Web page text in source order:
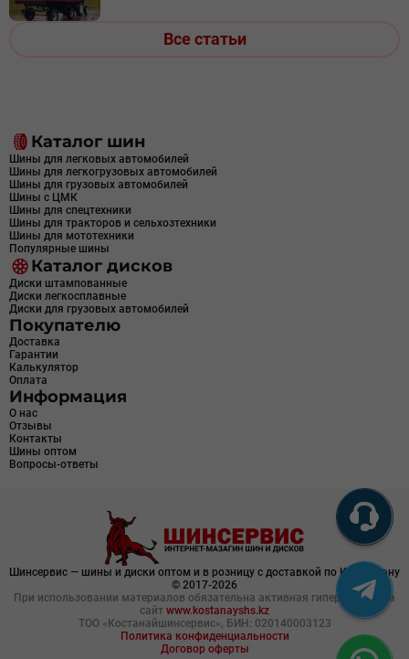
Все статьи
Каталог шин
Шины для легковых автомобилей
Шины для легкогрузовых автомобилей
Шины для грузовых автомобилей
Шины с ЦМК
Шины для спецтехники
Шины для тракторов и сельхозтехники
Шины для мототехники
Популярные шины
Каталог дисков
Диски штампованные
Диски легкосплавные
Диски для грузовых автомобилей
Покупателю
Доставка
Гарантии
Калькулятор
Оплата
Информация
О нас
Отзывы
Контакты
Шины оптом
Вопросы-ответы
Шинсервис — шины и диски оптом и в розницу с доставкой по Казахстану
© 2017-2026
При использовании материалов обязательна активная гиперссылка на
сайт www.kostanayshs.kz
ТОО «Костанайшинсервис», БИН: 020140003123
Политика конфиденциальности
Договор оферты